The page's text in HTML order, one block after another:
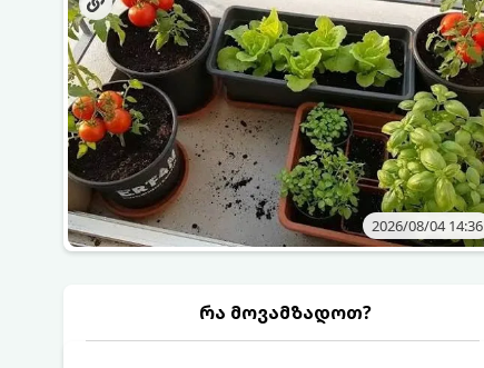
2026/08/04 14:36
რა მოვამზადოთ?